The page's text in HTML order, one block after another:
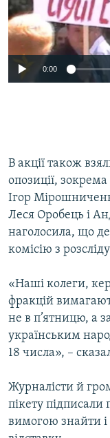
0:00
В акції також
опозиції,
Ігор
Леся Оробець і
наголосила, що
комісію з
«Наші колеги,
фракцій
не в п’ятницю, а
українським
18 числа», –
Журналісти й
пікету підписали
вимогою знайти